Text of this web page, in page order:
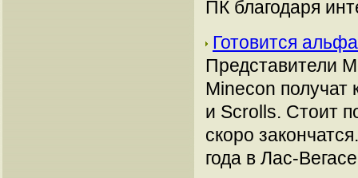
ПК благодаря
Готовится
Представители
Minecon получат
и Scrolls. Стоит
скоро
года в Лас-